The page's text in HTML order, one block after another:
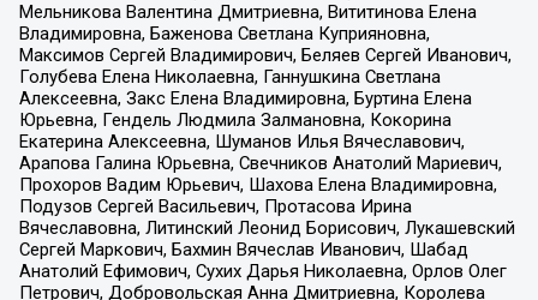
Мельникова Валентина Дмитриевна, Вититинова Елена
Владимировна, Баженова Светлана Куприяновна,
Максимов Сергей Владимирович, Беляев Сергей Иванович,
Голубева Елена Николаевна, Ганнушкина Светлана
Алексеевна, Закс Елена Владимировна, Буртина Елена
Юрьевна, Гендель Людмила Залмановна, Кокорина
Екатерина Алексеевна, Шуманов Илья Вячеславович,
Арапова Галина Юрьевна, Свечников Анатолий Мариевич,
Прохоров Вадим Юрьевич, Шахова Елена Владимировна,
Подузов Сергей Васильевич, Протасова Ирина
Вячеславовна, Литинский Леонид Борисович, Лукашевский
Сергей Маркович, Бахмин Вячеслав Иванович, Шабад
Анатолий Ефимович, Сухих Дарья Николаевна, Орлов Олег
Петрович, Добровольская Анна Дмитриевна, Королева